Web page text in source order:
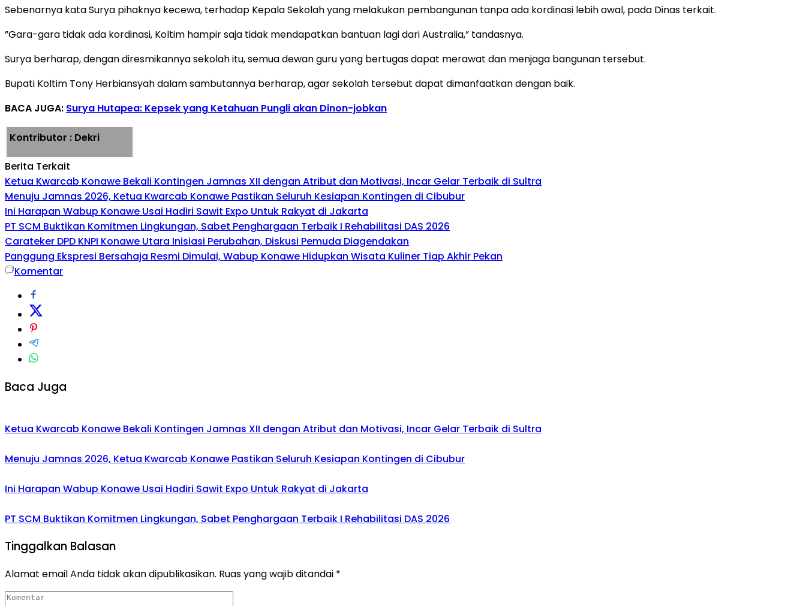
Sebenarnya kata Surya pihaknya kecewa, terhadap Kepala Sekolah yang melakukan pembangunan tanpa ada kordinasi lebih awal, pada Dinas terkait.
”Gara-gara tidak ada kordinasi, Koltim hampir saja tidak mendapatkan bantuan lagi dari Australia,” tandasnya.
Surya berharap, dengan diresmikannya sekolah itu, semua dewan guru yang bertugas dapat merawat dan menjaga bangunan tersebut.
Bupati Koltim Tony Herbiansyah dalam sambutannya berharap, agar sekolah tersebut dapat dimanfaatkan dengan baik.
BACA JUGA: Surya Hutapea: Kepsek yang Ketahuan Pungli akan Dinon-jobkan
Kontributor : Dekri
Berita Terkait
Ketua Kwarcab Konawe Bekali Kontingen Jamnas XII dengan Atribut dan Motivasi, Incar Gelar Terbaik di Sultra
Menuju Jamnas 2026, Ketua Kwarcab Konawe Pastikan Seluruh Kesiapan Kontingen di Cibubur
Ini Harapan Wabup Konawe Usai Hadiri Sawit Expo Untuk Rakyat di Jakarta
PT SCM Buktikan Komitmen Lingkungan, Sabet Penghargaan Terbaik I Rehabilitasi DAS 2026
Carateker DPD KNPI Konawe Utara Inisiasi Perubahan, Diskusi Pemuda Diagendakan
Panggung Ekspresi Bersahaja Resmi Dimulai, Wabup Konawe Hidupkan Wisata Kuliner Tiap Akhir Pekan
Komentar
Baca Juga
Ketua Kwarcab Konawe Bekali Kontingen Jamnas XII dengan Atribut dan Motivasi, Incar Gelar Terbaik di Sultra
Menuju Jamnas 2026, Ketua Kwarcab Konawe Pastikan Seluruh Kesiapan Kontingen di Cibubur
Ini Harapan Wabup Konawe Usai Hadiri Sawit Expo Untuk Rakyat di Jakarta
PT SCM Buktikan Komitmen Lingkungan, Sabet Penghargaan Terbaik I Rehabilitasi DAS 2026
Tinggalkan Balasan
Alamat email Anda tidak akan dipublikasikan. Ruas yang wajib ditandai *